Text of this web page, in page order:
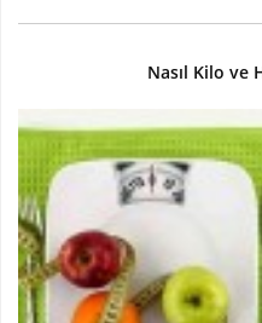
Nasıl Kilo ve